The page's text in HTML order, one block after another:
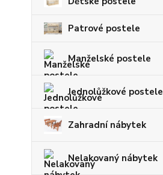
Patrové postele
Manželské postele
Jednolůžkové postele
Zahradní nábytek
Nelakovaný nábytek